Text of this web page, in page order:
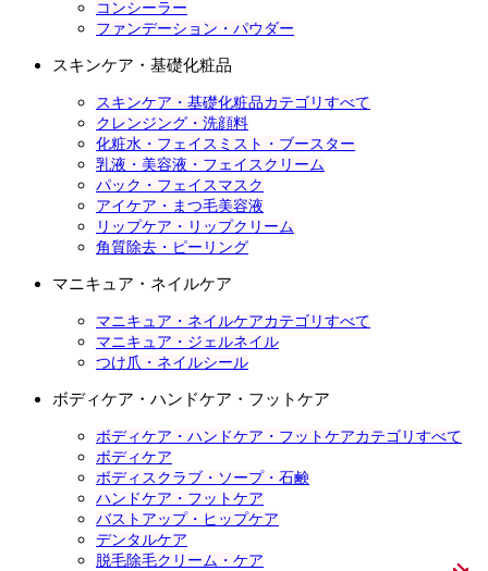
コンシーラー
ファンデーション・パウダー
スキンケア・基礎化粧品
スキンケア・基礎化粧品カテゴリすべて
クレンジング・洗顔料
化粧水・フェイスミスト・ブースター
乳液・美容液・フェイスクリーム
パック・フェイスマスク
アイケア・まつ毛美容液
リップケア・リップクリーム
角質除去・ピーリング
マニキュア・ネイルケア
マニキュア・ネイルケアカテゴリすべて
マニキュア・ジェルネイル
つけ爪・ネイルシール
ボディケア・ハンドケア・フットケア
ボディケア・ハンドケア・フットケアカテゴリすべて
ボディケア
ボディスクラブ・ソープ・石鹸
ハンドケア・フットケア
バストアップ・ヒップケア
デンタルケア
脱毛除毛クリーム・ケア